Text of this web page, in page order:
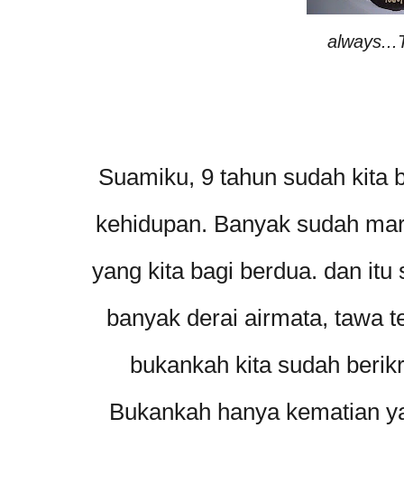
Suamiku, 9 tahun sudah kita
kehidupan. Banyak sudah
yang kita bagi berdua. dan
banyak derai airmata, tawa
bukankah kita sudah
Bukankah hanya kematian